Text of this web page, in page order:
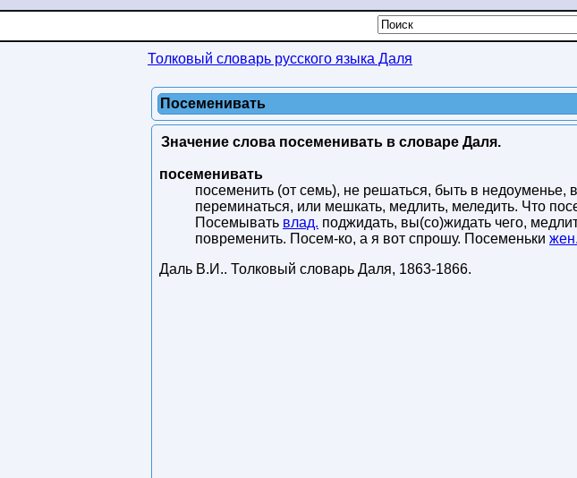
Толковый словарь русского языка Даля
Посеменивать
Значение слова посеменивать в словаре Даля.
посеменивать
посеменить (от семь), не решаться, быть в недоуменье,
переминаться, или мешкать, медлить, меледить. Что
Посемывать влад. поджидать, вы(со)жидать чего,
повременить. Посем-ко, а я вот спрошу. Посеменьки жен.
Даль В.И.. Толковый словарь Даля, 1863-1866.